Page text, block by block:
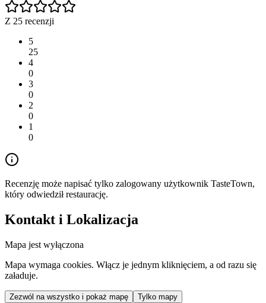
Z 25 recenzji
5
25
4
0
3
0
2
0
1
0
Recenzję może napisać tylko zalogowany użytkownik TasteTown,
który odwiedził restaurację.
Kontakt i Lokalizacja
Mapa jest wyłączona
Mapa wymaga cookies. Włącz je jednym kliknięciem, a od razu się
załaduje.
Zezwól na wszystko i pokaż mapę Tylko mapy